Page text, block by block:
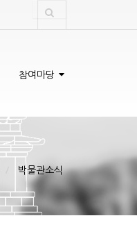
참여마당
박물관소식